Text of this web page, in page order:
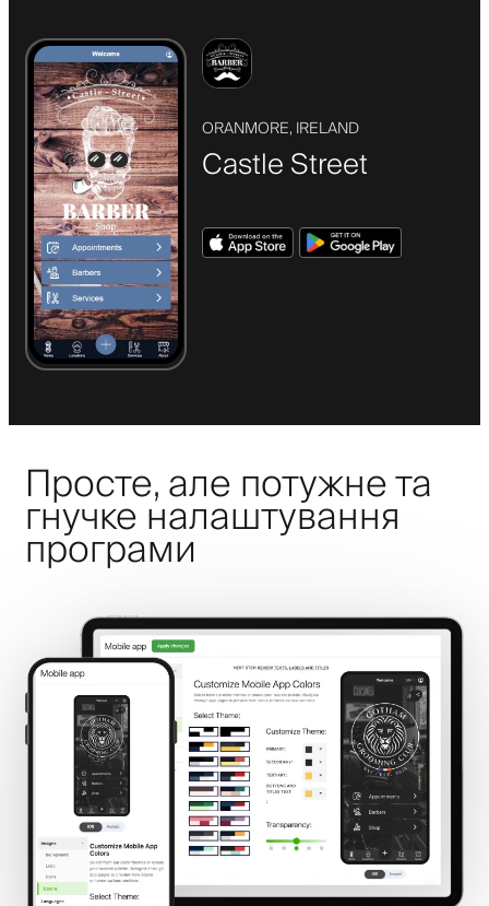
ORANMORE, IRELAND
Castle Street
Просте, але потужне та
гнучке налаштування
програми